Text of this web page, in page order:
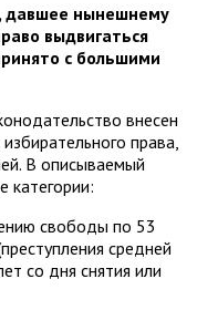
давшее нынешнему
выдвигаться
с большими
внесен
права,
В описываемый
свободы по 53
средней
со дня снятия или